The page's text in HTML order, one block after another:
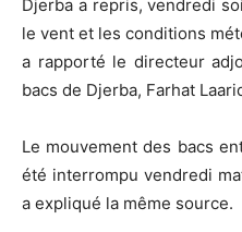
Djerba a repris, vendredi
le vent et les conditions
a rapporté le directeur
bacs de Djerba, Farhat
Le mouvement des bacs
été interrompu vendredi
a expliqué la même source.